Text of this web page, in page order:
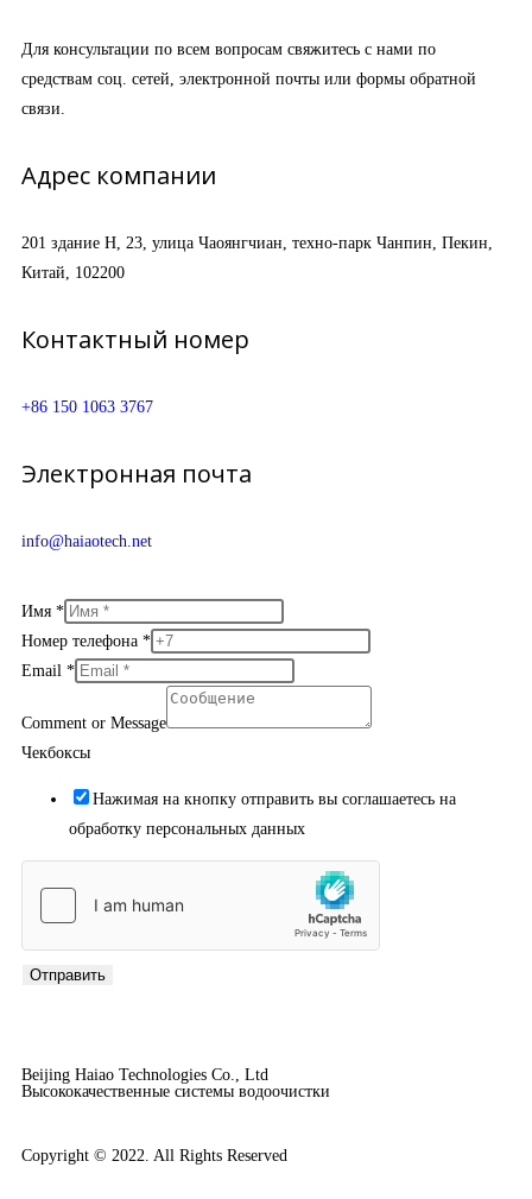
Для консультации по всем вопросам свяжитесь с нами по
средствам соц. сетей, электронной почты или формы обратной
связи.
Адрес компании
201 здание H, 23, улица Чаоянгчиан, техно-парк Чанпин, Пекин,
Китай, 102200
Контактный номер
+86 150 1063 3767
Электронная почта
info@haiaotech.net
Имя *
Номер телефона *
Email *
Comment or Message
Чекбоксы
Нажимая на кнопку отправить вы соглашаетесь на
обработку персональных данных
Отправить
Beijing Haiao Technologies Co., Ltd
Высококачественные системы водоочистки
Copyright © 2022. All Rights Reserved